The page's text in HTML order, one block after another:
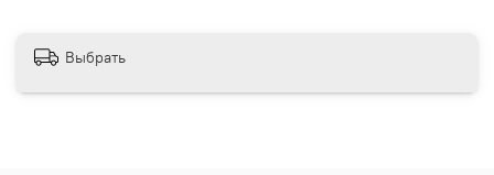
Выбрать